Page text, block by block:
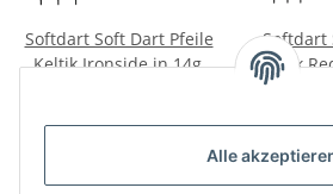
Alle
Softdart Soft Dart Pfeile
Keltik Ironside in 14g,
Softdart
Keltik